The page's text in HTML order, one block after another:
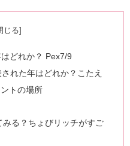
どれか？ Pex7/9
れた年はどれか？こたえ
トの場所
る？ちょびリッチがすご